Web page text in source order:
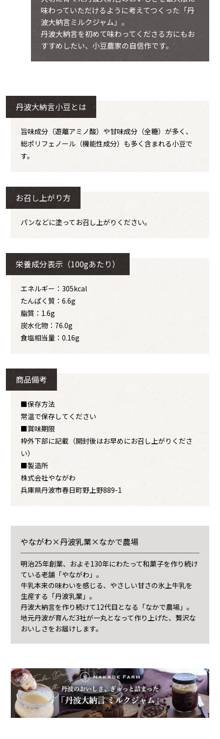
味わっていただけるように考えてつくった「丹
波大納言ミルクジャム」。
丹波大納言を初めて味わってくださる方にもお
すすめしたい、小豆農家の自信作です。
丹波大納言小豆とは
旨味成分（遊離アミノ酸）や甘味成分（全糖）が多く、
総ポリフェノール（機能性成分）も多く含まれる小豆で
す。
お召し上がり方
パンなどに塗ってお召し上がりください。
栄養成分表示（100gあたり）
エネルギー：305kcal
たんぱく質：6.6g
脂質：1.6g
炭水化物：76.0g
食塩相当量：0.16g
商品備考
■保存方法
常温で保存してください
■賞味期限
枠外下部に記載（開封後はお早めにお召し上がりくださ
い）
■製造所
株式会社やながわ
兵庫県丹波市春日町野上野889-1
やながわ×丹波乳業×なかで農場
明治25年創業、およそ130年にわたって和菓子を作り続け
ている老舗「やながわ」。
牛乳本来の味わいを感じる、やさしい甘さの氷上牛乳を
生産する「丹波乳業」。
丹波大納言を作り続けて12代目となる「なかで農場」。
地元丹波が育んだ3社が一丸となって作り上げた、贅沢な
おいしさをお届けします。